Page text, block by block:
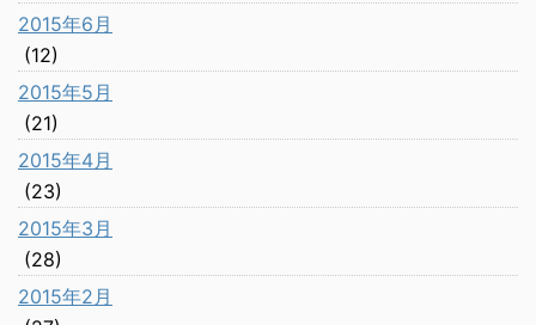
2015年6月
(12)
2015年5月
(21)
2015年4月
(23)
2015年3月
(28)
2015年2月